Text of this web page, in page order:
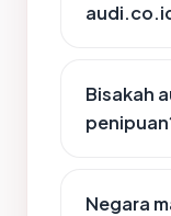
Bisakah
Negara